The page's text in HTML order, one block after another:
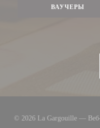
ВАУЧЕРЫ
© 2026 La Gargouille — Веб-